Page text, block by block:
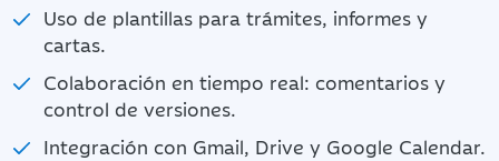
Uso de plantillas para trámites, informes y
cartas.
Colaboración en tiempo real: comentarios y
control de versiones.
Integración con Gmail, Drive y Google Calendar.